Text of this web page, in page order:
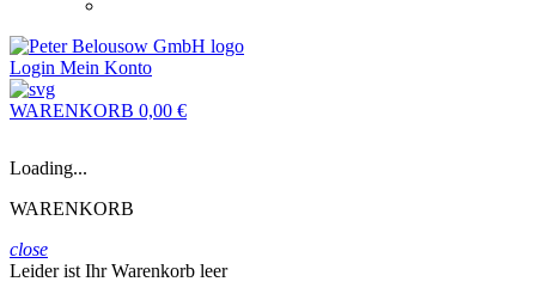
Login Mein Konto
WARENKORB 0,00 €
Loading...
WARENKORB
close
Leider ist Ihr Warenkorb leer